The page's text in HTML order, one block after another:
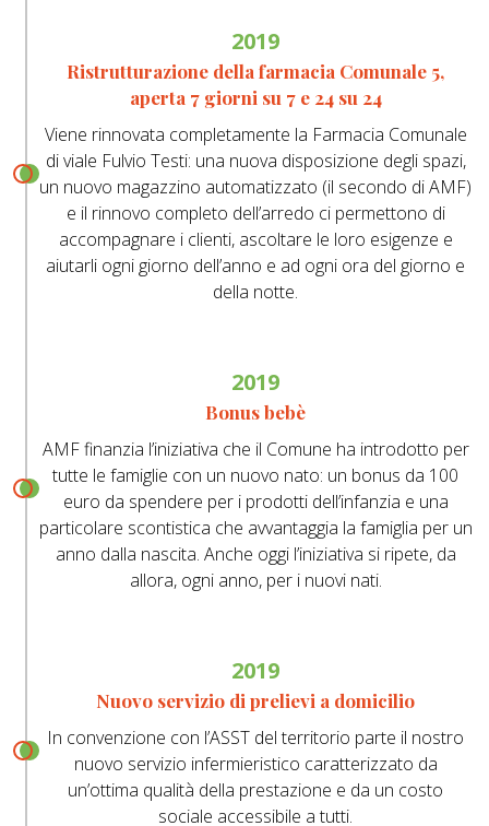
2019
Ristrutturazione della farmacia Comunale 5,
aperta 7 giorni su 7 e 24 su 24
Viene rinnovata completamente la Farmacia Comunale
di viale Fulvio Testi: una nuova disposizione degli spazi,
un nuovo magazzino automatizzato (il secondo di AMF)
e il rinnovo completo dell’arredo ci permettono di
accompagnare i clienti, ascoltare le loro esigenze e
aiutarli ogni giorno dell’anno e ad ogni ora del giorno e
della notte.
2019
Bonus bebè
AMF finanzia l’iniziativa che il Comune ha introdotto per
tutte le famiglie con un nuovo nato: un bonus da 100
euro da spendere per i prodotti dell’infanzia e una
particolare scontistica che avvantaggia la famiglia per un
anno dalla nascita. Anche oggi l’iniziativa si ripete, da
allora, ogni anno, per i nuovi nati.
2019
Nuovo servizio di prelievi a domicilio
In convenzione con l’ASST del territorio parte il nostro
nuovo servizio infermieristico caratterizzato da
un’ottima qualità della prestazione e da un costo
sociale accessibile a tutti.